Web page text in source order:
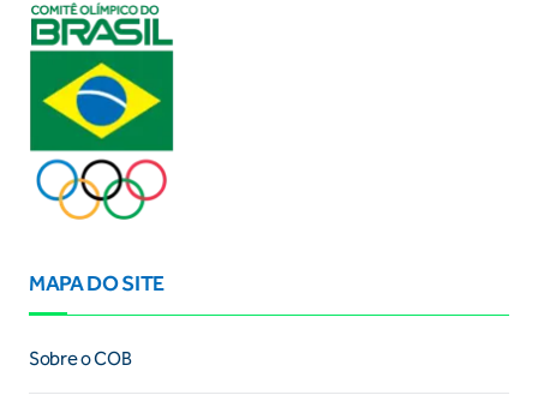
MAPA DO SITE
Sobre o COB